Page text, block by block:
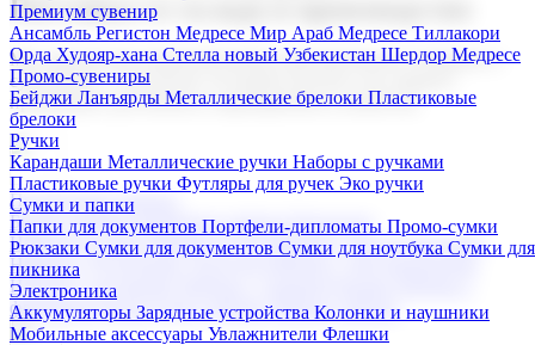
Премиум сувенир
Ансамбль Регистон Медресе Мир Араб Медресе Тиллакори
Орда Худояр-хана Стелла новый Узбекистан Шердор Медресе
Промо-сувениры
Бейджи Ланъярды Металлические брелоки Пластиковые
брелоки
Ручки
Карандаши Металлические ручки Наборы с ручками
Пластиковые ручки Футляры для ручек Эко ручки
Сумки и папки
Папки для документов Портфели-дипломаты Промо-сумки
Рюкзаки Сумки для документов Сумки для ноутбука Сумки для
пикника
Электроника
Аккумуляторы Зарядные устройства Колонки и наушники
Мобильные аксессуары Увлажнители Флешки
Поставка со склада и производство
Мы предлагаем широкий выбор корпоративных подарков и
сувениров с логотипом. В нашем каталоге вы найдете
продукцию для бизнеса, мероприятия и клиентов.
Подарочные наборы
Бизнес наборыКофейные наборы Кошельки
Наборы из кожиНаборы ручекНаборы с аккумуляторами
Наборы с бутылками для воды
Наборы с ежедневниками
Наборы с кружками
флешкамиНовогодние наборыЧайные наборы